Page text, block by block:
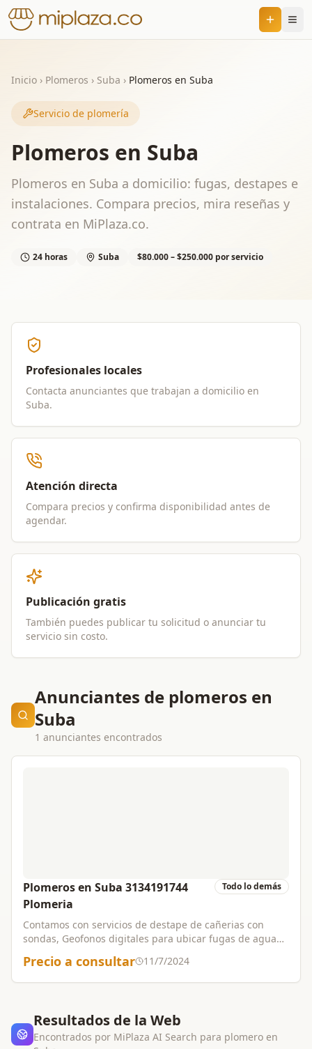
Inicio › Plomeros › Suba › Plomeros en Suba
Servicio de plomería
Plomeros en Suba
Plomeros en Suba a domicilio: fugas, destapes e
instalaciones. Compara precios, mira reseñas y
contrata en MiPlaza.co.
24 horas Suba $80.000 – $250.000 por servicio
Profesionales locales
Contacta anunciantes que trabajan a domicilio en
Suba.
Atención directa
Compara precios y confirma disponibilidad antes de
agendar.
Publicación gratis
También puedes publicar tu solicitud o anunciar tu
servicio sin costo.
Anunciantes de plomeros en
Suba
1 anunciantes encontrados
Plomeros en Suba 3134191744
Plomeria
Todo lo demás
Contamos con servicios de destape de cañerias con
sondas, Geofonos digitales para ubicar fugas de agua
desagues y todo lo relacionado en plomeria llamar
3134191744.
Precio a consultar 11/7/2024
Resultados de la Web
Encontrados por MiPlaza AI Search para plomeroen